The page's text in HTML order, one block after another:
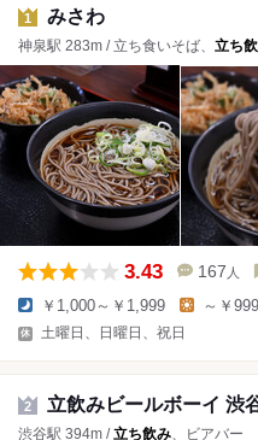
1 みさわ
神泉駅 283m / 立ち食いそば、 立ち
3.43 167 人
￥1,000～￥1,999 ～￥999
土曜日、日曜日、祝日
2 立飲みビールボーイ 渋
渋谷駅 394m /立ち飲み、ビアバー